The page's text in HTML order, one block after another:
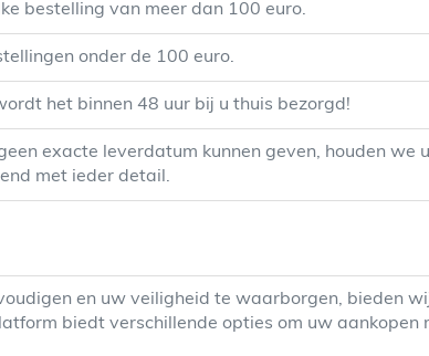
bestelling van meer dan 100 euro.
onder de 100 euro.
het binnen 48 uur bij u thuis bezorgd!
exacte leverdatum kunnen geven, houden we
met ieder detail.
en uw veiligheid te waarborgen, bieden
biedt verschillende opties om uw aankopen